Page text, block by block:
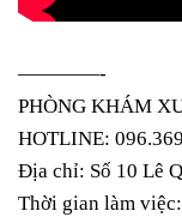
————-
PHÒNG KHÁM
HOTLINE:
Địa chỉ: Số 10 Lê
Thời gian làm